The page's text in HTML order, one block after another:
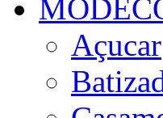
Açucar